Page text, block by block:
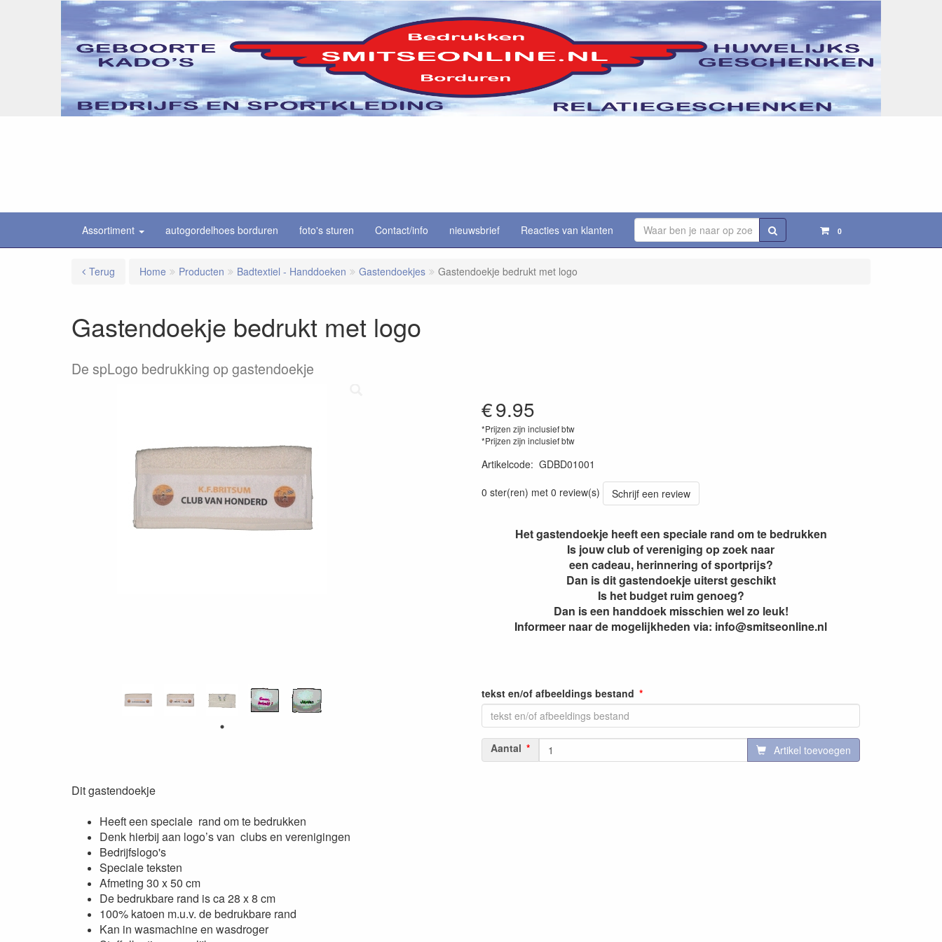
Assortiment autogordelhoes borduren foto's sturen Contact/info nieuwsbrief Reacties van klanten 0
Terug Home Producten Badtextiel - Handdoeken Gastendoekjes Gastendoekje bedrukt met logo
Gastendoekje bedrukt met logo
De spLogo bedrukking op gastendoekje
€9.95
*Prijzen zijn inclusief btw
*Prijzen zijn inclusief btw
Artikelcode: GDBD01001
0 ster(ren) met 0 review(s)
Schrijf een review
Het gastendoekje heeft een speciale rand om te bedrukken
Is jouw club of vereniging op zoek naar
een cadeau, herinnering of sportprijs?
Dan is dit gastendoekje uiterst geschikt
Is het budget ruim genoeg?
Dan is een handdoek misschien wel zo leuk!
Informeer naar de mogelijkheden via: info@smitseonline.nl
tekst en/of afbeeldings bestand
Aantal Artikel toevoegen
Dit gastendoekje
Heeft een speciale rand om te bedrukken
Denk hierbij aan logo’s van clubs en verenigingen
Bedrijfslogo's
Speciale teksten
Afmeting 30 x 50 cm
De bedrukbare rand is ca 28 x 8 cm
100% katoen m.u.v. de bedrukbare rand
Kan in wasmachine en wasdroger